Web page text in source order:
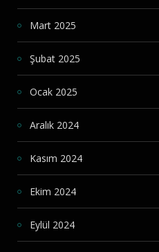
Mart 2025
Şubat 2025
Ocak 2025
Aralık 2024
Kasım 2024
Ekim 2024
Eylül 2024